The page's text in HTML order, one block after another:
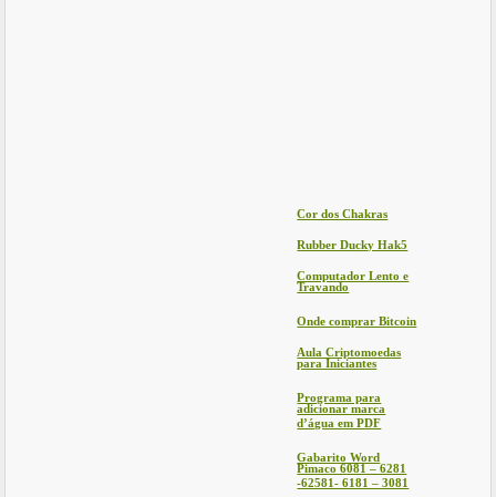
Cor dos Chakras
Rubber Ducky Hak5
Computador Lento e
Travando
Onde comprar Bitcoin
Aula Criptomoedas
para Iniciantes
Programa para
adicionar marca
d’água em PDF
Gabarito Word
Pimaco 6081 – 6281
-62581- 6181 – 3081